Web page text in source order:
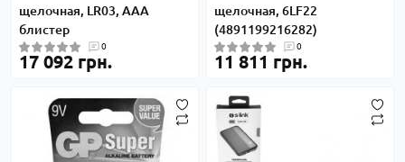
щелочная, LR03, AAA
блистер
0
17 092 грн.
щелочная, 6LF22
(4891199216282)
0
11 811 грн.